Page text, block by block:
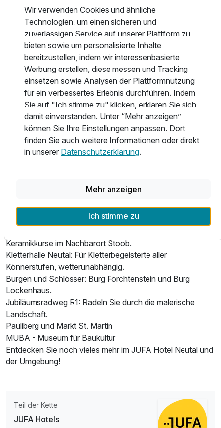
Ausstattung
Für 6 Tage p.P. ab463,00 €
Familienzimmer A
2 Erwachsene und 1 Kind
Ausstattung
Für 6 Tage p.P. ab385,00 €
Familienzimmer B
2 Erwachsene und 2 Kinder
Kleinkinderspielbereich
Naturspielgelände mit Streichelzoo
Küchen- und Kräutergarten sowie Beeren-Naschgarten
Direkt beim Hotel finden Sie zudem:
Kletterhalle
Tennisplätze
Basketball/Street Soccer-Platz
Reitstall
Waldbad: Freier Eintritt für Hausgäste. Das Waldbad bietet
diverse Schwimm- und Kinderbecken, Relaxzonen und
Sportanlagen.
Freizeittipps im Burgenland
edlen und charakteristischen Rotweinsorte.
Draisinentour: Eine Abenteuerfahrt durch idyllische
Landschaften und Weingärten, ca. 10 km entfernt.
Keramikkurse im Nachbarort Stoob.
Kletterhalle Neutal: Für Kletterbegeisterte aller
Könnerstufen, wetterunabhängig.
Burgen und Schlösser: Burg Forchtenstein und Burg
Lockenhaus.
Jubiläumsradweg R1: Radeln Sie durch die malerische
Landschaft.
Pauliberg und Markt St. Martin
MUBA - Museum für Baukultur
Entdecken Sie noch vieles mehr im JUFA Hotel Neutal und
der Umgebung!
Teil der Kette
JUFA Hotels
Wir verwenden Cookies und ähnliche
Technologien, um einen sicheren und
zuverlässigen Service auf unserer Plattform zu
bieten sowie um personalisierte Inhalte
bereitzustellen, indem wir interessenbasierte
Werbung erstellen, diese messen und Tracking
einsetzen sowie Analysen der Plattformnutzung
für ein verbessertes Erlebnis durchführen. Indem
Sie auf "Ich stimme zu" klicken, erklären Sie sich
damit einverstanden. Unter “Mehr anzeigen”
können Sie Ihre Einstellungen anpassen. Dort
finden Sie auch weitere Informationen oder direkt
in unserer Datenschutzerklärung.
Mehr anzeigen
Ich stimme zu